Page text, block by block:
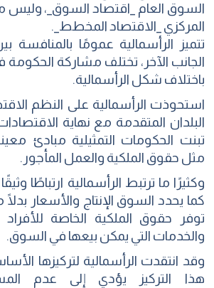
السوق العام _اقتصاد السوق_،
المركزي _الاقتصاد المخطط_.
تتميز الرأسمالية عمومًا بالمنافسة
الجانب الآخر، تختلف مشاركة الحكومة
باختلاف شكل الرأسمالية.
استحوذت الرأسمالية على النظم
البلدان المتقدمة مع نهاية
تبنت الحكومات التمثيلية مبادئ
مثل حقوق الملكية والعمل المأجور.
وكثيرًا ما ترتبط الرأسمالية ارتباطًا
كما يحدد السوق الإنتاج والأسعار
توفر حقوق الملكية الخاصة للأفراد
والخدمات التي يمكن بيعها في السوق.
وقد انتقدت الرأسمالية لتركيزها
هذا التركيز يؤدي إلى عدم